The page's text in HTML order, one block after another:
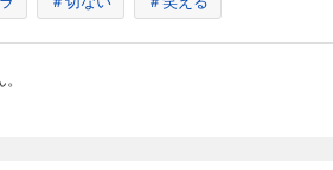
い！ 東京の会社を辞めて、競走馬を生産する実